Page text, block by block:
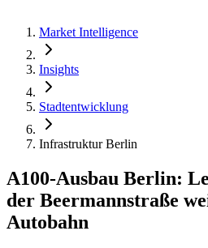
Market Intelligence
Insights
Stadtentwicklung
Infrastruktur Berlin
A100-Ausbau Berlin:
der Beermannstraße
Autobahn